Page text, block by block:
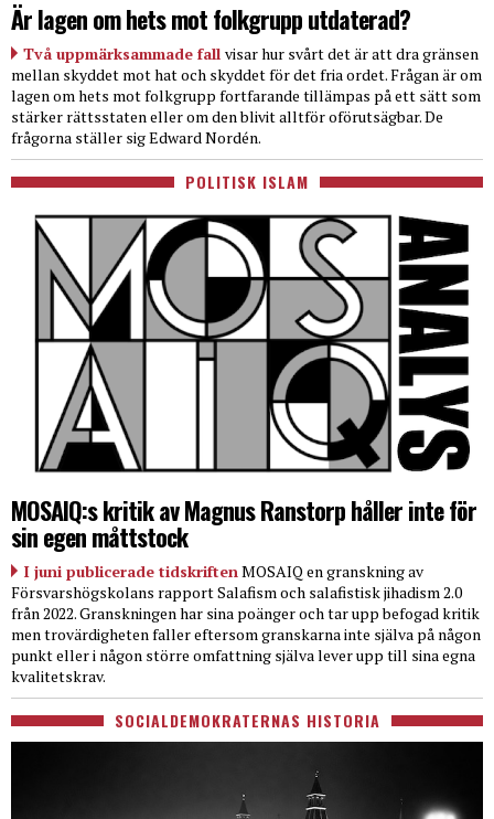
Är lagen om hets mot folkgrupp utdaterad?
Två uppmärksammade fall visar hur svårt det är att dra gränsen
mellan skyddet mot hat och skyddet för det fria ordet. Frågan är om
lagen om hets mot folkgrupp fortfarande tillämpas på ett sätt som
stärker rättsstaten eller om den blivit alltför oförutsägbar. De
frågorna ställer sig Edward Nordén.
POLITISK ISLAM
MOSAIQ:s kritik av Magnus Ranstorp håller inte för
sin egen måttstock
I juni publicerade tidskriften MOSAIQ en granskning av
Försvarshögskolans rapport Salafism och salafistisk jihadism 2.0
från 2022. Granskningen har sina poänger och tar upp befogad kritik
men trovärdigheten faller eftersom granskarna inte själva på någon
punkt eller i någon större omfattning själva lever upp till sina egna
kvalitetskrav.
SOCIALDEMOKRATERNAS HISTORIA